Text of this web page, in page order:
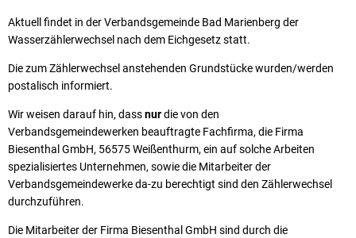
Aktuell findet in der Verbandsgemeinde Bad Marienberg der
Wasserzählerwechsel nach dem Eichgesetz statt.
Die zum Zählerwechsel anstehenden Grundstücke wurden/werden
postalisch informiert.
Wir weisen darauf hin, dassnurdie von den
Verbandsgemeindewerken beauftragte Fachfirma, die Firma
Biesenthal GmbH, 56575 Weißenthurm, ein auf solche Arbeiten
spezialisiertes Unternehmen, sowie die Mitarbeiter der
Verbandsgemeindewerke da-zu berechtigt sind den Zählerwechsel
durchzuführen.
Die Mitarbeiter der Firma Biesenthal GmbH sind durch die